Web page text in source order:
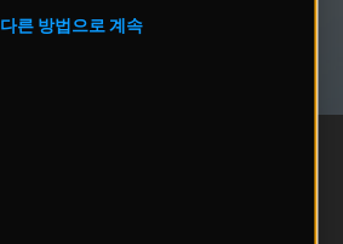
다른 방법으로 계속